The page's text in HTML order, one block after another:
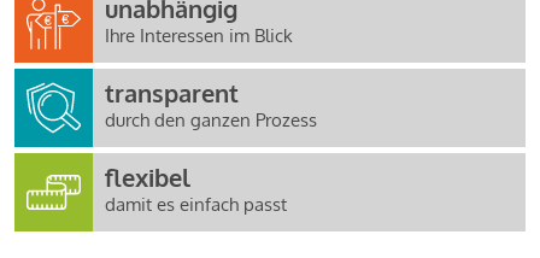
unabhängig
Ihre Interessen im Blick
transparent
durch den ganzen Prozess
flexibel
damit es einfach passt